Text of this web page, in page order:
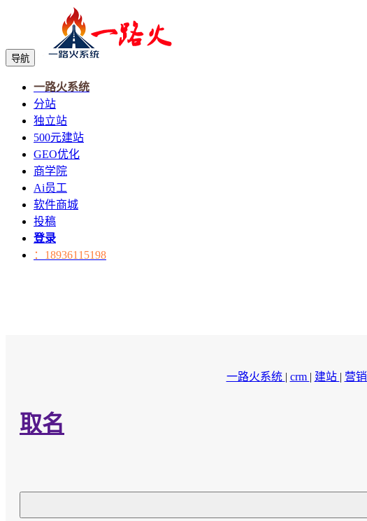
导航
一路火系统
分站
独立站
500元建站
GEO优化
商学院
Ai员工
软件商城
投稿
登录
：18936115198
一路火系统 | crm | 建站 | 营销
取名